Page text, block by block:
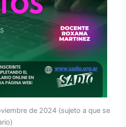
de 2024 (sujeto a que se